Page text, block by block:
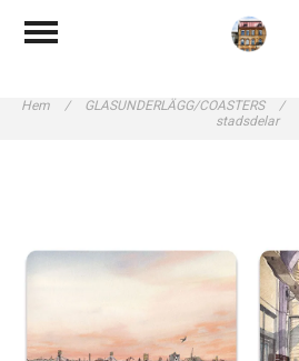
Hem / GLASUNDERLÄGG/COASTERS /
stadsdelar